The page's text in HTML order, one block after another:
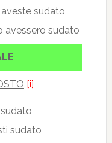
sudato
avessero sudato
[i]
sudato